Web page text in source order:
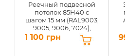
Реечный подвесной
потолок 85Н40 с
шагом 15 мм (RAL9003,
9005, 9006, 7024),
цена за м²
1 100 грн